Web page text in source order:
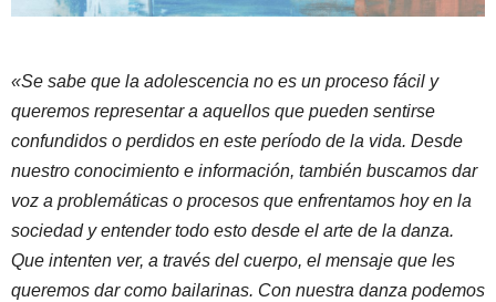
«Se sabe que la adolescencia no es un proceso fácil y
queremos representar a aquellos que pueden sentirse
confundidos o perdidos en este período de la vida. Desde
nuestro conocimiento e información, también buscamos dar
voz a problemáticas o procesos que enfrentamos hoy en la
sociedad y entender todo esto desde el arte de la danza.
Que intenten ver, a través del cuerpo, el mensaje que les
queremos dar como bailarinas. Con nuestra danza podemos